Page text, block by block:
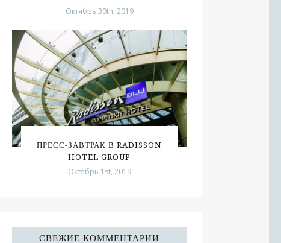
Октябрь 30th, 2019
ПРЕСС-ЗАВТРАК В RADISSON
HOTEL GROUP
Октябрь 1st, 2019
СВЕЖИЕ КОММЕНТАРИИ